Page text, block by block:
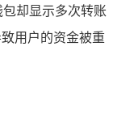
却显示多次转账
用户的资金被重